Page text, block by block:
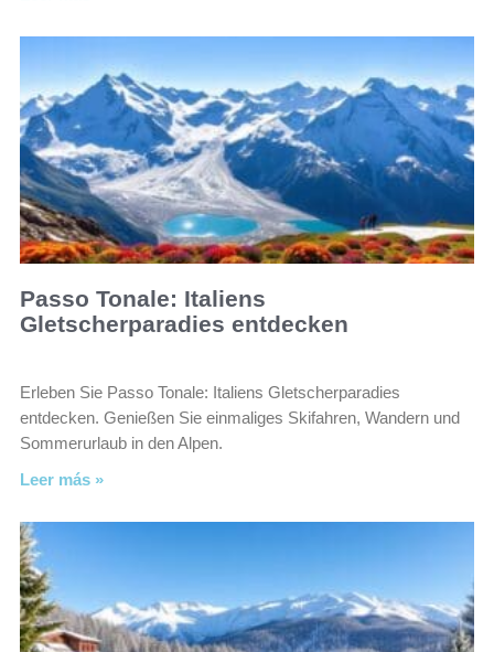
Passo Tonale: Italiens
Gletscherparadies entdecken
Erleben Sie Passo Tonale: Italiens Gletscherparadies
entdecken. Genießen Sie einmaliges Skifahren, Wandern und
Sommerurlaub in den Alpen.
Leer más »